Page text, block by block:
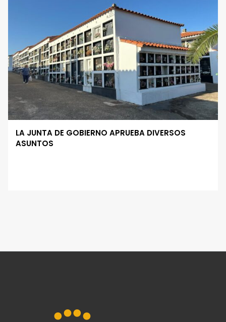
LA JUNTA DE GOBIERNO APRUEBA DIVERSOS
ASUNTOS